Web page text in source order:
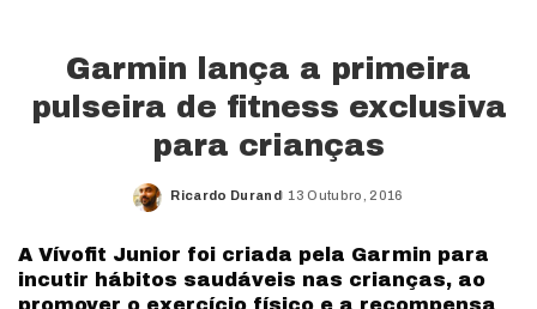
Garmin lança a primeira
pulseira de fitness exclusiva
para crianças
Posted
Ricardo Durand 13 Outubro, 2016
A Vívofit Junior foi criada pela Garmin para
incutir hábitos saudáveis nas crianças, ao